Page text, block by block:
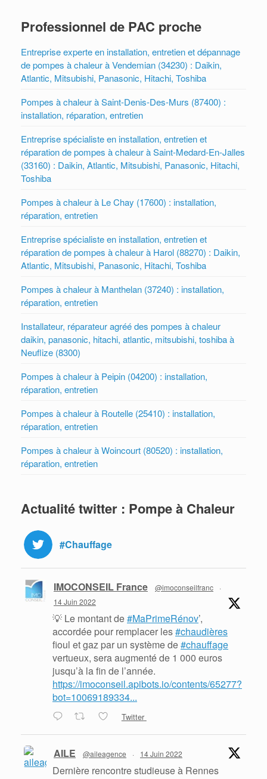
Professionnel de PAC proche
Entreprise experte en installation, entretien et dépannage
de pompes à chaleur à Vendemian (34230) : Daikin,
Atlantic, Mitsubishi, Panasonic, Hitachi, Toshiba
Pompes à chaleur à Saint-Denis-Des-Murs (87400) :
installation, réparation, entretien
Entreprise spécialiste en installation, entretien et
réparation de pompes à chaleur à Saint-Medard-En-Jalles
(33160) : Daikin, Atlantic, Mitsubishi, Panasonic, Hitachi,
Toshiba
Pompes à chaleur à Le Chay (17600) : installation,
réparation, entretien
Entreprise spécialiste en installation, entretien et
réparation de pompes à chaleur à Harol (88270) : Daikin,
Atlantic, Mitsubishi, Panasonic, Hitachi, Toshiba
Pompes à chaleur à Manthelan (37240) : installation,
réparation, entretien
Installateur, réparateur agréé des pompes à chaleur
daikin, panasonic, hitachi, atlantic, mitsubishi, toshiba à
Neuflize (8300)
Pompes à chaleur à Peipin (04200) : installation,
réparation, entretien
Pompes à chaleur à Routelle (25410) : installation,
réparation, entretien
Pompes à chaleur à Woincourt (80520) : installation,
réparation, entretien
Actualité twitter : Pompe à Chaleur
#Chauffage
IMOCONSEIL France @imoconseilfranc
·
14 Juin 2022
💡 Le montant de#MaPrimeRénov’,
accordée pour remplacer les#chaudières
fioul et gaz par un système de#chauffage
vertueux, sera augmenté de 1 000 euros
jusqu’à la fin de l’année.
https://imoconseil.apibots.io/contents/65277?
bot=10069189334...
Twitter
AILE @aileagence · 14 Juin 2022
Dernière rencontre studieuse à Rennes